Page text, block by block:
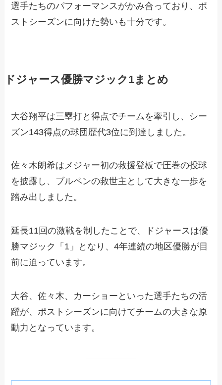
選手たちのパフォーマンスがかみ合っており、ポ
ストシーズンに向けた勢いも十分です。
ドジャース優勝マジック1まとめ
大谷翔平は三塁打と得点でチームを牽引し、シー
ズン143得点の球団歴代3位に到達しました。
佐々木朗希はメジャー初の救援登板で圧巻の投球
を披露し、ブルペンの救世主として大きな一歩を
踏み出しました。
延長11回の激戦を制したことで、ドジャースは優
勝マジック「1」となり、4年連続の地区優勝が目
前に迫っています。
大谷、佐々木、カーショーといった選手たちの活
躍が、ポストシーズンに向けてチームの大きな原
動力となっています。